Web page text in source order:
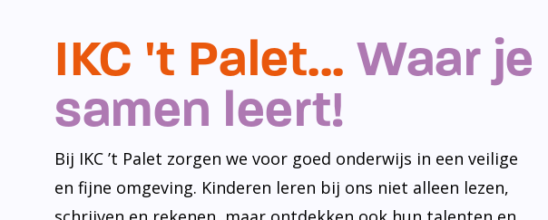
IKC 't Palet... Waar je
samen leert!
Bij IKC ’t Palet zorgen we voor goed onderwijs in een veilige
en fijne omgeving. Kinderen leren bij ons niet alleen lezen,